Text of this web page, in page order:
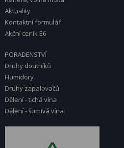
Aktuality
Kontaktní formulář
Akční ceník E6
PORADENSTVÍ
Druhy doutníků
Humidory
Druhy zapalovačů
Dělení - tichá vína
Dělení - šumivá vína